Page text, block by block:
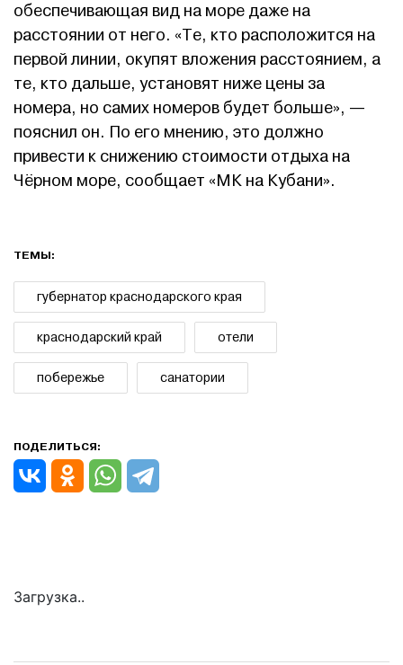
обеспечивающая вид на море даже на
расстоянии от него. «Те, кто расположится на
первой линии, окупят вложения расстоянием, а
те, кто дальше, установят ниже цены за
номера, но самих номеров будет больше», —
пояснил он. По его мнению, это должно
привести к снижению стоимости отдыха на
Чёрном море, сообщает «МК на Кубани».
ТЕМЫ:
губернатор краснодарского края
краснодарский край отели
побережье санатории
ПОДЕЛИТЬСЯ:
Загрузка..